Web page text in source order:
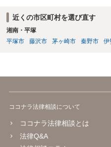
産管理権を奪うことはできません
言うほどなのであれば、先方に送
いになっているように思われます
近くの市区町村を選び直す
湘南・平塚
平塚市
藤沢市 茅ヶ崎市 秦野市 伊
ココナラ法律相談について
ココナラ法律相談とは
法律Q&A